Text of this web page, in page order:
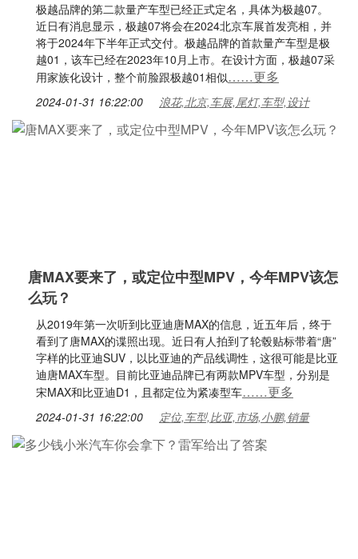
极越品牌的第二款量产车型已经正式定名，具体为极越07。
近日有消息显示，极越07将会在2024北京车展首发亮相，并
将于2024年下半年正式交付。极越品牌的首款量产车型是极
越01，该车已经在2023年10月上市。在设计方面，极越07采
用家族化设计，整个前脸跟极越01相似……更多
2024-01-31 16:22:00 浪花,北京,车展,尾灯,车型,设计
唐MAX要来了，或定位中型MPV，今年MPV该怎
么玩？
从2019年第一次听到比亚迪唐MAX的信息，近五年后，终于
看到了唐MAX的谍照出现。近日有人拍到了轮毂贴标带着“唐”
字样的比亚迪SUV，以比亚迪的产品线调性，这很可能是比亚
迪唐MAX车型。目前比亚迪品牌已有两款MPV车型，分别是
宋MAX和比亚迪D1，且都定位为紧凑型车……更多
2024-01-31 16:22:00 定位,车型,比亚,市场,小鹏,销量